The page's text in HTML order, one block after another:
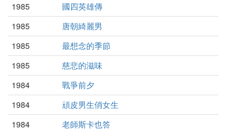
1985
國四英雄傳
1985
唐朝綺麗男
1985
最想念的季節
1985
慈悲的滋味
1984
戰爭前夕
1984
頑皮男生俏女生
1984
老師斯卡也答